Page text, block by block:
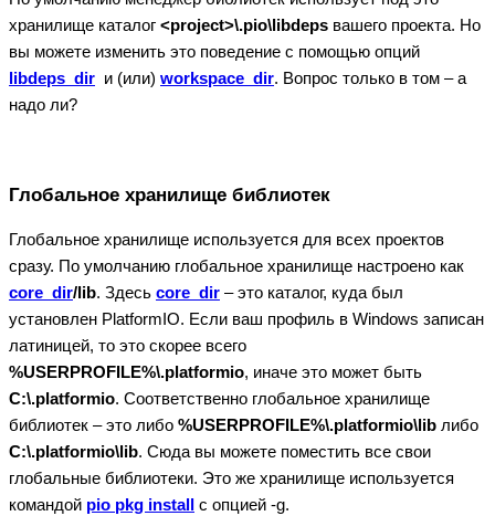
хранилище каталог <project>\.pio\libdeps вашего проекта. Но
вы можете изменить это поведение с помощью опций
libdeps_dir и (или) workspace_dir. Вопрос только в том – а
надо ли?
Глобальное хранилище библиотек
Глобальное хранилище используется для всех проектов
сразу. По умолчанию глобальное хранилище настроено как
core_dir/lib. Здесь core_dir – это каталог, куда был
установлен PlatformIO. Если ваш профиль в Windows записан
латиницей, то это скорее всего
%USERPROFILE%\.platformio, иначе это может быть
C:\.platformio. Соответственно глобальное хранилище
библиотек – это либо %USERPROFILE%\.platformio\lib либо
C:\.platformio\lib. Сюда вы можете поместить все свои
глобальные библиотеки. Это же хранилище используется
командой pio pkg install с опцией -g.